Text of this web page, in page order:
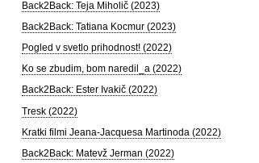
Back2Back: Teja Miholič (2023)
Back2Back: Tatiana Kocmur (2023)
Pogled v svetlo prihodnost! (2022)
Ko se zbudim, bom naredil_a (2022)
Back2Back: Ester Ivakič (2022)
Tresk (2022)
Kratki filmi Jeana-Jacquesa Martinoda (2022)
Back2Back: Matevž Jerman (2022)